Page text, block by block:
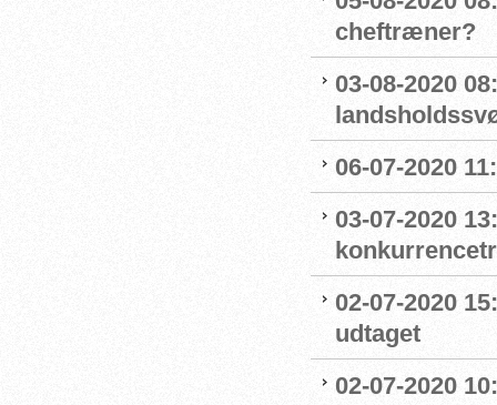
cheftræner?
03-08-2020
06-07-2020
03-07-2020
02-07-2020
udtaget
02-07-2020